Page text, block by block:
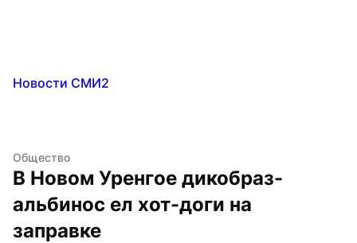
Новости СМИ2
Общество
В Новом Уренгое дикобраз-
альбинос ел хот-доги на
заправке